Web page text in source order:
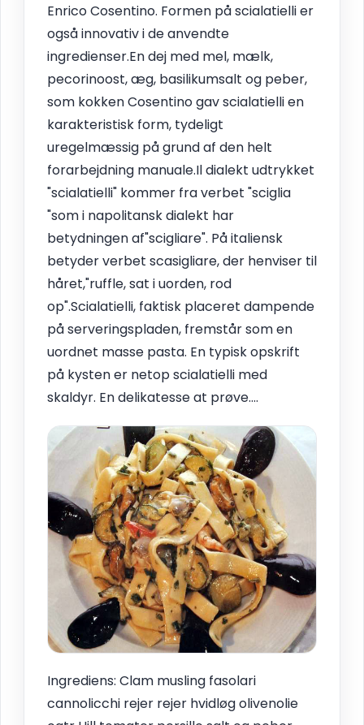
Enrico Cosentino. Formen på scialatielli er
også innovativ i de anvendte
ingredienser.En dej med mel, mælk,
pecorinoost, æg, basilikumsalt og peber,
som kokken Cosentino gav scialatielli en
karakteristisk form, tydeligt
uregelmæssig på grund af den helt
forarbejdning manuale.Il dialekt udtrykket
"scialatielli" kommer fra verbet "sciglia
"som i napolitansk dialekt har
betydningen af"scigliare". På italiensk
betyder verbet scasigliare, der henviser til
håret,"ruffle, sat i uorden, rod
op".Scialatielli, faktisk placeret dampende
på serveringspladen, fremstår som en
uordnet masse pasta. En typisk opskrift
på kysten er netop scialatielli med
skaldyr. En delikatesse at prøve....
Ingrediens: Clam musling fasolari
cannolicchi rejer rejer hvidløg olivenolie